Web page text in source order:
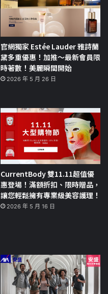
官網獨家 Estée Lauder 雅詩蘭
黛多重優惠！加推～最新會員限
時著數！美麗瞬間開始
2026 年 5 月 26 日
CurrentBody 雙11.11超值優
惠登場！滿額折扣、限時贈品，
讓您輕鬆擁有專業級美容護理！
2026 年 5 月 16 日